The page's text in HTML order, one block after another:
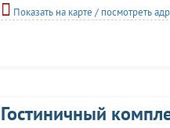
Показать на карте / посмотреть
Гостиничный